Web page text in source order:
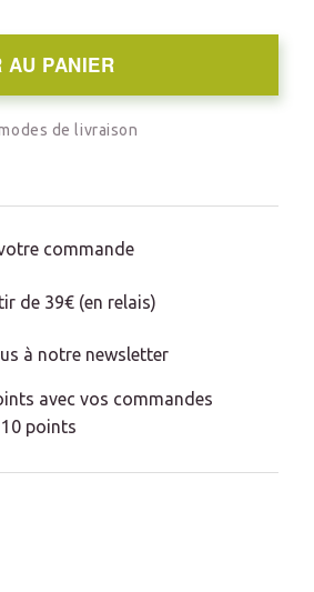
AU PANIER
de livraison
commande
de 39€ (en relais)
à notre newsletter
avec vos commandes
points